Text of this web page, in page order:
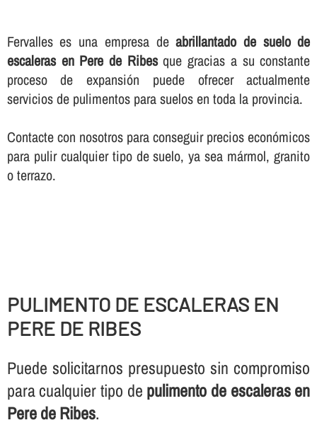
Fervalles es una empresa deabrillantado de suelo de
escaleras en Pere de Ribesque gracias a su constante
proceso de expansión puede ofrecer actualmente
servicios de pulimentos para suelos en toda la provincia.
Contacte con nosotros para conseguir precios económicos
para pulir cualquier tipo de suelo, ya sea mármol, granito
o terrazo.
PULIMENTO DE ESCALERAS EN
PERE DE RIBES
Puede solicitarnos presupuesto sin compromiso
para cualquier tipo de pulimento de escaleras en
Pere de Ribes.